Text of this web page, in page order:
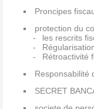
Proncipes
protection du
les rescrits
Rétroactivité
Responsabilité
SECRET